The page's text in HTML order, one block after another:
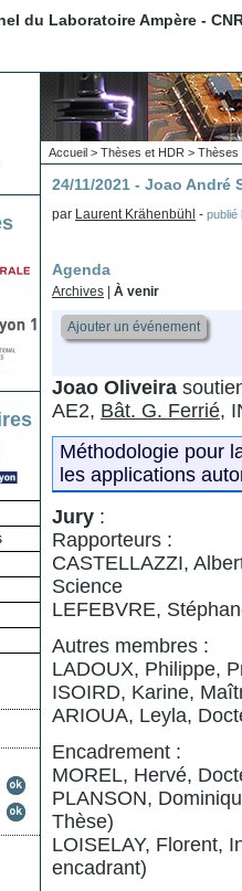
du Laboratoire Ampère -
Accueil > Thèses et HDR > Thèses
24/11/2021 - Joao André
par Laurent Krähenbühl - publié
Agenda
Archives À venir
Ajouter un événement
Joao Oliveira
AE2, Bât. G. Ferrié,
Méthodologie pour
les applications
Jury :
Rapporteurs :
CASTELLAZZI,
Science
LEFEBVRE,
Autres membres :
LADOUX, Philippe,
ISOIRD, Karine,
ARIOUA, Leyla,
Encadrement :
MOREL, Hervé,
PLANSON,
Thèse)
LOISELAY, Florent,
encadrant)